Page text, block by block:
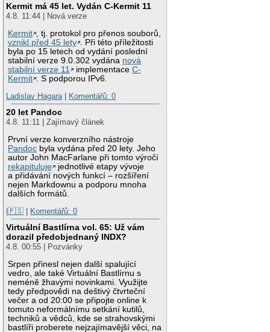
Kermit má 45 let. Vydán C-Kermit 11
4.8. 11:44 | Nová verze
Kermit
, tj. protokol pro přenos souborů,
vznikl před 45 lety
. Při této příležitosti
byla po 15 letech od vydání poslední
stabilní verze 9.0.302 vydána nová
stabilní verze 11
implementaceC-
Kermit
. S podporou IPv6.
Ladislav Hagara| Komentářů: 0
20 let Pandoc
4.8. 11:11 | Zajímavý článek
První verze konverzního nástroje
Pandoc byla vydána před 20 lety. Jeho
autor John MacFarlane při tomto výročí
rekapituluje
jednotlivé etapy vývoje
a přidávání nových funkcí – rozšíření
nejen Markdownu a podporu mnoha
dalších formátů.
|🇵🇸
Komentářů: 0
Virtuální Bastlírna vol. 65: Už vám
dorazil předobjednaný INDX?
4.8. 00:55 | Pozvánky
Srpen přinesl nejen další spalující
vedro, ale také Virtuální Bastlírnu s
neméně žhavými novinkami. Využijte
tedy předpovědi na deštivý čtvrteční
večer a od 20:00 se připojte online k
tomuto neformálnímu setkání kutilů,
techniků a vědců, kde se strahovskými
bastlíři proberete nejzajímavější věci, na